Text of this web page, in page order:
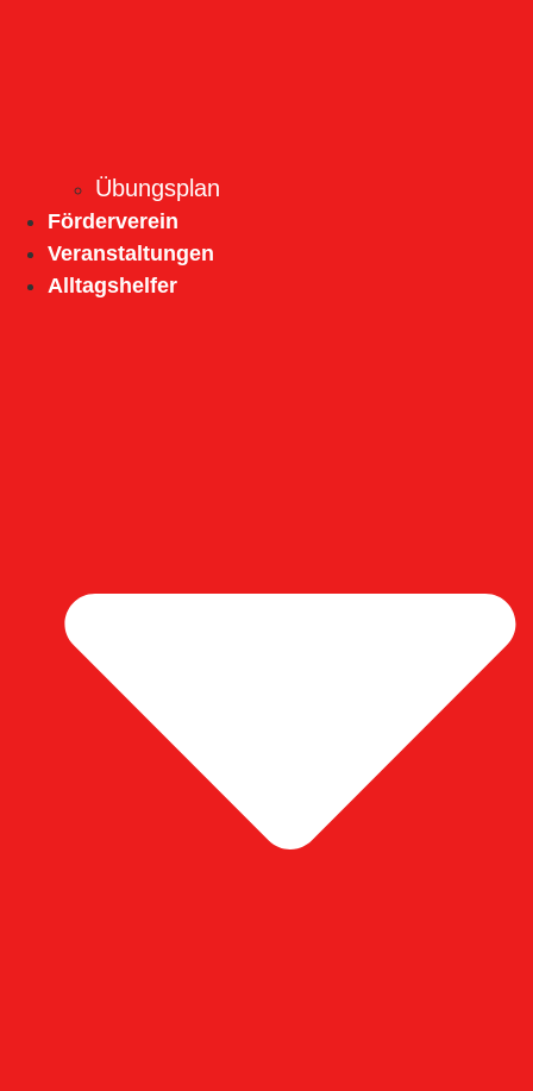
Übungsplan
Förderverein
Veranstaltungen
Alltagshelfer